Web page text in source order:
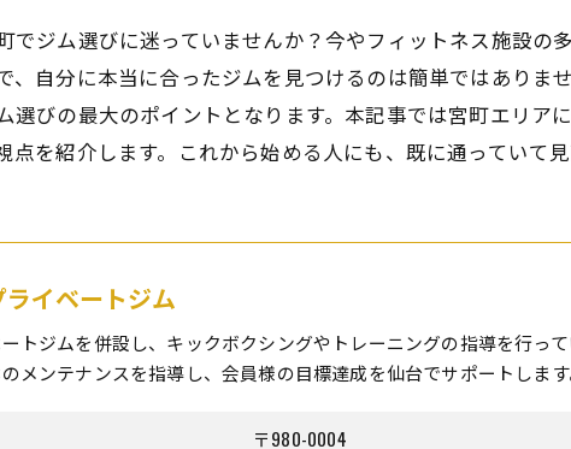
ジム選びに迷っていませんか？今やフィットネス施設の
自分に本当に合ったジムを見つけるのは簡単ではありま
選びの最大のポイントとなります。本記事では宮町エリア
を紹介します。これから始める人にも、既に通っていて
ライベートジム
トジムを併設し、キックボクシングやトレーニングの指導を行っ
メンテナンスを指導し、会員様の目標達成を仙台でサポートします
〒980-0004